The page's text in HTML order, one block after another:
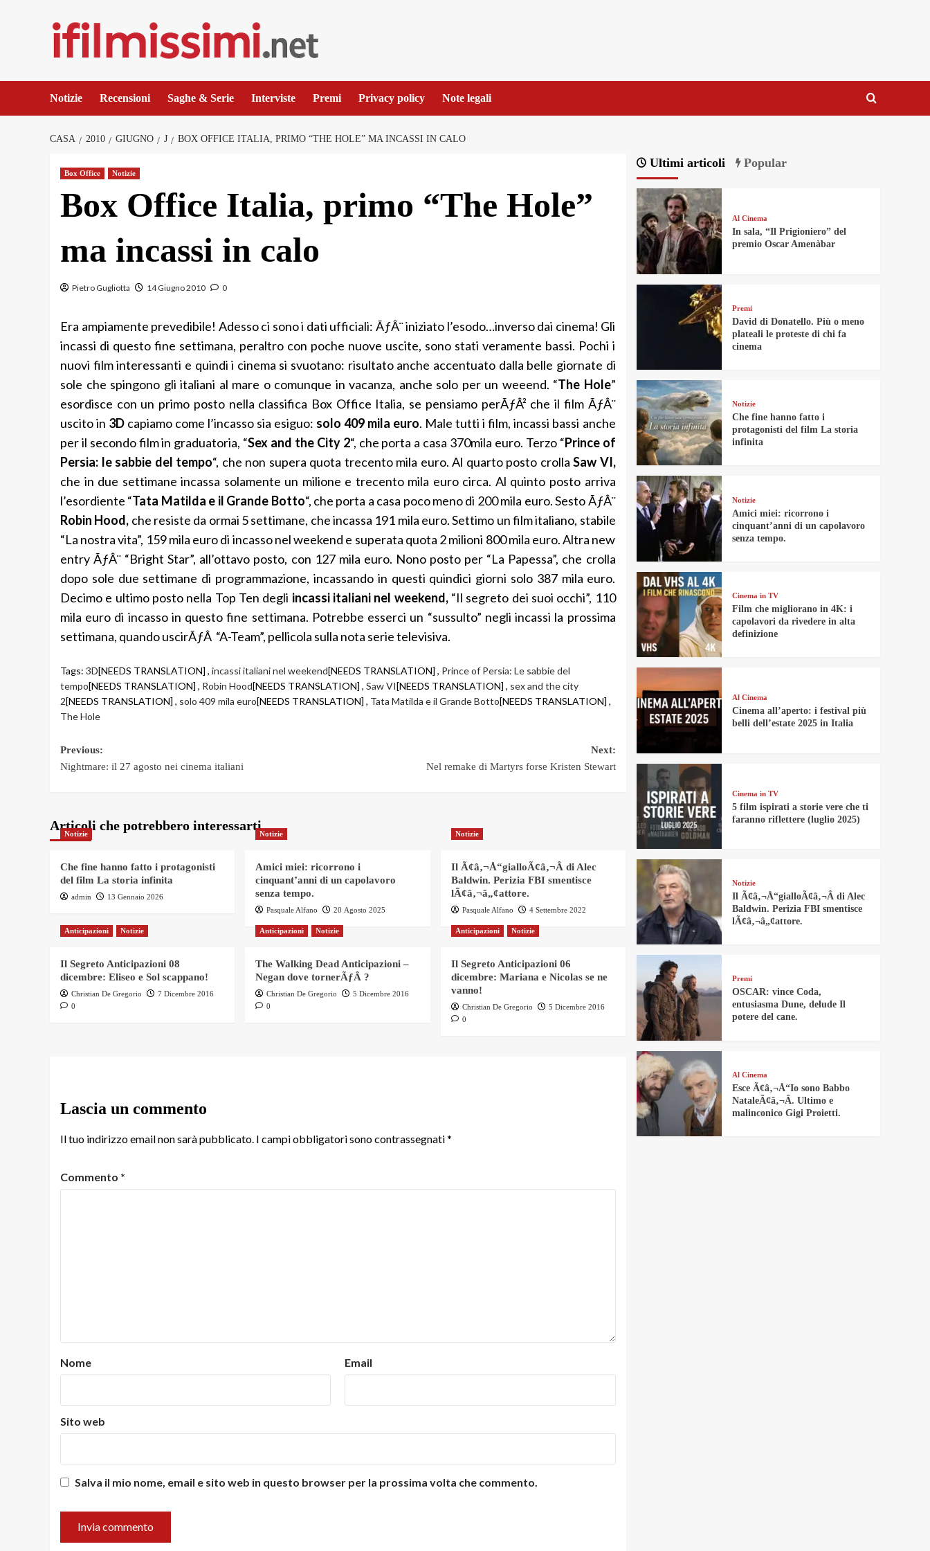
Notizie Recensioni Saghe & Serie Interviste Premi Privacy policy Note legali
CASA 2010 GIUGNO J BOX OFFICE ITALIA, PRIMO “THE HOLE” MA INCASSI IN CALO
Box Office Notizie
Box Office Italia, primo “The Hole”
ma incassi in calo
Pietro Gugliotta 14 Giugno 2010 0
Era ampiamente prevedibile! Adesso ci sono i dati ufficiali: ÃƒÂ¨ iniziato l’esodo…inverso dai cinema! Gli
incassi di questo fine settimana, peraltro con poche nuove uscite, sono stati veramente bassi. Pochi i
nuovi film interessanti e quindi i cinema si svuotano: risultato anche accentuato dalla belle giornate di
sole che spingono gli italiani al mare o comunque in vacanza, anche solo per un weeend. “The Hole”
esordisce con un primo posto nella classifica Box Office Italia, se pensiamo perÃƒÂ² che il film ÃƒÂ¨
uscito in 3D capiamo come l’incasso sia esiguo: solo 409 mila euro. Male tutti i film, incassi bassi anche
per il secondo film in graduatoria, “Sex and the City 2“, che porta a casa 370mila euro. Terzo “Prince of
Persia: le sabbie del tempo“, che non supera quota trecento mila euro. Al quarto posto crolla Saw VI,
che in due settimane incassa solamente un milione e trecento mila euro circa. Al quinto posto arriva
l’esordiente “Tata Matilda e il Grande Botto“, che porta a casa poco meno di 200 mila euro. Sesto ÃƒÂ¨
Robin Hood, che resiste da ormai 5 settimane, che incassa 191 mila euro. Settimo un film italiano, stabile
“La nostra vita”, 159 mila euro di incasso nel weekend e superata quota 2 milioni 800 mila euro. Altra new
entry ÃƒÂ¨ “Bright Star”, all’ottavo posto, con 127 mila euro. Nono posto per “La Papessa”, che crolla
dopo sole due settimane di programmazione, incassando in questi quindici giorni solo 387 mila euro.
Decimo e ultimo posto nella Top Ten degli incassi italiani nel weekend,“Il segreto dei suoi occhi”, 110
mila euro di incasso in questo fine settimana. Potrebbe esserci un “sussulto” negli incassi la prossima
settimana, quando uscirÃƒÂ “A-Team”, pellicola sulla nota serie televisiva.
Tags: 3D[NEEDS TRANSLATION] , incassi italiani nel weekend[NEEDS TRANSLATION] , Prince of Persia: Le sabbie del
tempo[NEEDS TRANSLATION] , Robin Hood[NEEDS TRANSLATION] , Saw VI[NEEDS TRANSLATION] , sex and the city
2[NEEDS TRANSLATION] , solo 409 mila euro[NEEDS TRANSLATION] , Tata Matilda e il Grande Botto[NEEDS TRANSLATION] ,
The Hole
Post
Previous:
Nightmare: il 27 agosto nei cinema italiani
Next:
Nel remake di Martyrs forse Kristen Stewart
Articoli che potrebbero interessarti
Notizie
Che fine hanno fatto i protagonisti
del film La storia infinita
admin 13 Gennaio 2026
Notizie
Amici miei: ricorrono i
cinquant’anni di un capolavoro
senza tempo.
Pasquale Alfano 20 Agosto 2025
Notizie
Il Ã¢â‚¬Å“gialloÃ¢â‚¬Â di Alec
Baldwin. Perizia FBI smentisce
lÃ¢â‚¬â„¢attore.
Pasquale Alfano 4 Settembre 2022
Anticipazioni Notizie
Il Segreto Anticipazioni 08
dicembre: Eliseo e Sol scappano!
Christian De Gregorio
7 Dicembre 2016
0
Anticipazioni Notizie
The Walking Dead Anticipazioni –
Negan dove tornerÃƒÂ ?
Christian De Gregorio
5 Dicembre 2016
0
Anticipazioni Notizie
Il Segreto Anticipazioni 06
dicembre: Mariana e Nicolas se ne
vanno!
Christian De Gregorio
5 Dicembre 2016
0
Lascia un commento
Il tuo indirizzo email non sarà pubblicato. I campi obbligatori sono contrassegnati*
Commento *
Nome Email
Sito web
Salva il mio nome, email e sito web in questo browser per la prossima volta che commento.
Ultimi articoli Popular
Al Cinema
In sala, “Il Prigioniero” del
premio Oscar Amenàbar
Premi
David di Donatello. Più o meno
plateali le proteste di chi fa
cinema
Notizie
Che fine hanno fatto i
protagonisti del film La storia
infinita
Notizie
Amici miei: ricorrono i
cinquant’anni di un capolavoro
senza tempo.
Cinema in TV
Film che migliorano in 4K: i
capolavori da rivedere in alta
definizione
Al Cinema
Cinema all’aperto: i festival più
belli dell’estate 2025 in Italia
Cinema in TV
5 film ispirati a storie vere che ti
faranno riflettere (luglio 2025)
Notizie
Il Ã¢â‚¬Å“gialloÃ¢â‚¬Â di Alec
Baldwin. Perizia FBI smentisce
lÃ¢â‚¬â„¢attore.
Premi
OSCAR: vince Coda,
entusiasma Dune, delude Il
potere del cane.
Al Cinema
Esce Ã¢â‚¬Å“Io sono Babbo
NataleÃ¢â‚¬Â. Ultimo e
malinconico Gigi Proietti.